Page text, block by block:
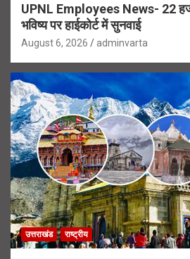
UPNL Employees News- 22
भविष्य पर हाईकोर्ट में सुनवाई
August 6, 2026 adminvarta
उत्तराखंड राष्ट्रीय